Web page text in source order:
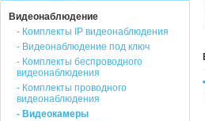
Видеонаблюдение
- Комплекты IP видеонаблюдения
- Видеонаблюдение под ключ
- Комплекты беспроводного
видеонаблюдения
- Комплекты проводного
видеонаблюдения
- Видеокамеры